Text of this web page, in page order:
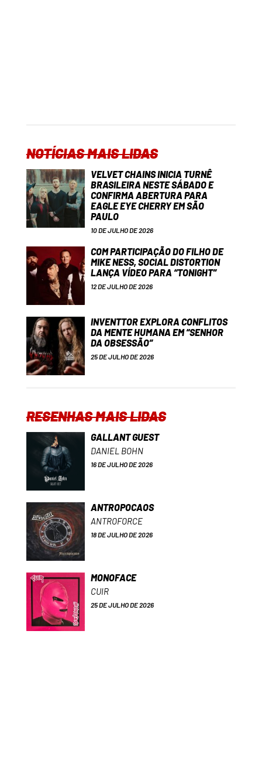
NOTÍCIAS MAIS LIDAS
VELVET CHAINS INICIA TURNÊ
BRASILEIRA NESTE SÁBADO E
CONFIRMA ABERTURA PARA
EAGLE EYE CHERRY EM SÃO
PAULO
10 DE JULHO DE 2026
COM PARTICIPAÇÃO DO FILHO DE
MIKE NESS, SOCIAL DISTORTION
LANÇA VÍDEO PARA “TONIGHT”
12 DE JULHO DE 2026
INVENTTOR EXPLORA CONFLITOS
DA MENTE HUMANA EM “SENHOR
DA OBSESSÃO”
25 DE JULHO DE 2026
RESENHAS MAIS LIDAS
GALLANT GUEST
DANIEL BOHN
16 DE JULHO DE 2026
ANTROPOCAOS
ANTROFORCE
18 DE JULHO DE 2026
MONOFACE
CUIR
25 DE JULHO DE 2026